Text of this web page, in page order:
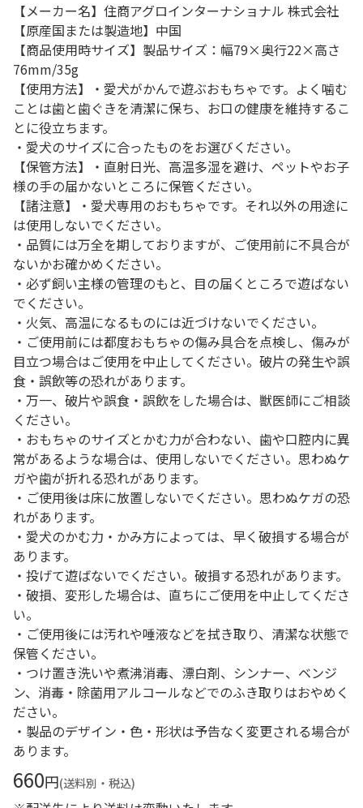
【メーカー名】住商アグロインターナショナル 株式会社
【原産国または製造地】中国
【商品使用時サイズ】製品サイズ：幅79×奥行22×高さ
76mm/35g
【使用方法】・愛犬がかんで遊ぶおもちゃです。よく噛む
ことは歯と歯ぐきを清潔に保ち、お口の健康を維持するこ
とに役立ちます。
・愛犬のサイズに合ったものをお選びください。
【保管方法】・直射日光、高温多湿を避け、ペットやお子
様の手の届かないところに保管ください。
【諸注意】・愛犬専用のおもちゃです。それ以外の用途に
は使用しないでください。
・品質には万全を期しておりますが、ご使用前に不具合が
ないかお確かめください。
・必ず飼い主様の管理のもと、目の届くところで遊ばない
でください。
・火気、高温になるものには近づけないでください。
・ご使用前には都度おもちゃの傷み具合を点検し、傷みが
目立つ場合はご使用を中止してください。破片の発生や誤
食・誤飲等の恐れがあります。
・万一、破片や誤食・誤飲をした場合は、獣医師にご相談
ください。
・おもちゃのサイズとかむ力が合わない、歯や口腔内に異
常があるような場合は、使用しないでください。思わぬケ
ガや歯が折れる恐れがあります。
・ご使用後は床に放置しないでください。思わぬケガの恐
れがあります。
・愛犬のかむ力・かみ方によっては、早く破損する場合が
あります。
・投げて遊ばないでください。破損する恐れがあります。
・破損、変形した場合は、直ちにご使用を中止してくださ
い。
・ご使用後には汚れや唾液などを拭き取り、清潔な状態で
保管ください。
・つけ置き洗いや煮沸消毒、漂白剤、シンナー、ベンジ
ン、消毒・除菌用アルコールなどでのふき取りはおやめく
ださい。
・製品のデザイン・色・形状は予告なく変更される場合が
あります。
660円(送料別・税込)